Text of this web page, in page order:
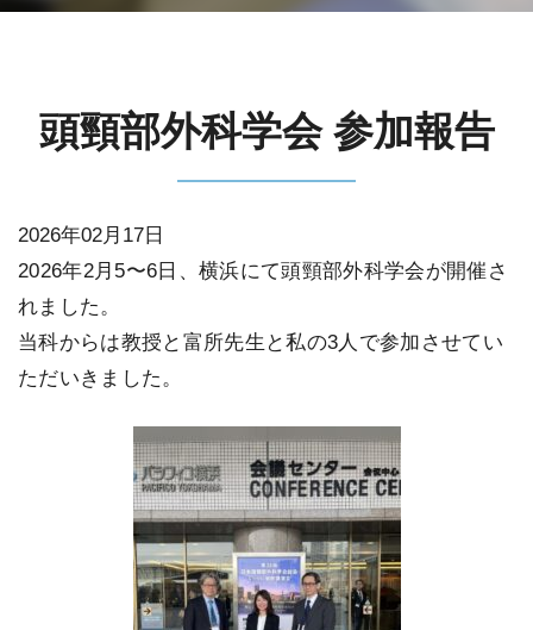
頭頸部外科学会 参加報告
2026年02月17日
2026年2月5〜6日、横浜にて頭頸部外科学会が開催さ
れました。
当科からは教授と富所先生と私の3人で参加させてい
ただいきました。